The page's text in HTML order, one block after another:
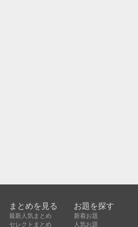
まとめを見る
最新人気まとめ
セレクトまとめ
お題を探す
新着お題
人気お題